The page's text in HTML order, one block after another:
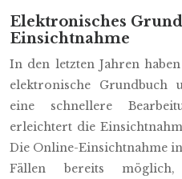
Elektronisches
Einsichtnahme
In den letzten Jahren
elektronische Grundbuch
eine schnellere
erleichtert die
Die Online-Einsichtnahme
Fällen bereits